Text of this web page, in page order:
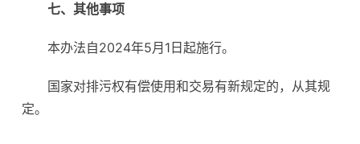
七、其他事项
本办法自2024年5月1日起施行。
国家对排污权有偿使用和交易有新规定的，从其规
定。